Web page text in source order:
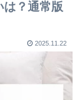
は？通常版
2025.11.22